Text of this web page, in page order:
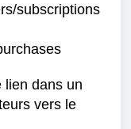
subscriptions
lien dans un
vers le